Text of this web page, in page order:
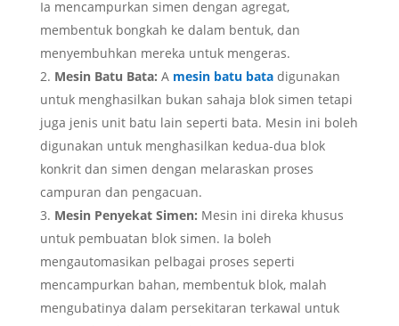
Ia mencampurkan simen dengan agregat,
membentuk bongkah ke dalam bentuk, dan
menyembuhkan mereka untuk mengeras.
Mesin Batu Bata: A mesin batu batadigunakan
untuk menghasilkan bukan sahaja blok simen tetapi
juga jenis unit batu lain seperti bata. Mesin ini boleh
digunakan untuk menghasilkan kedua-dua blok
konkrit dan simen dengan melaraskan proses
campuran dan pengacuan.
Mesin Penyekat Simen: Mesin ini direka khusus
untuk pembuatan blok simen. Ia boleh
mengautomasikan pelbagai proses seperti
mencampurkan bahan, membentuk blok, malah
mengubatinya dalam persekitaran terkawal untuk